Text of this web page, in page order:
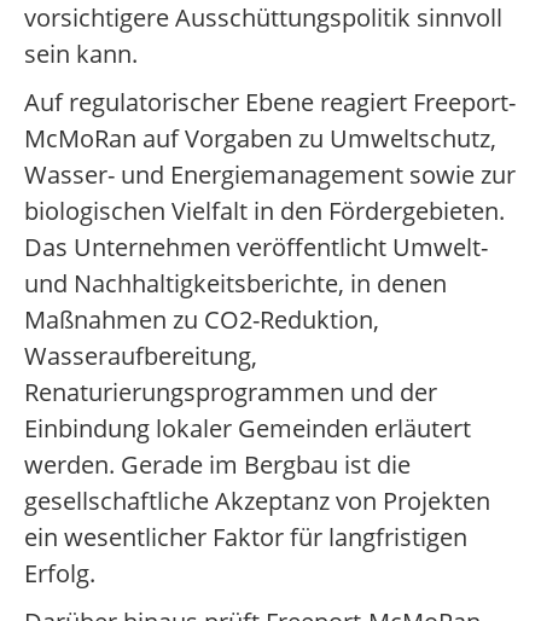
vorsichtigere Ausschüttungspolitik sinnvoll
sein kann.
Auf regulatorischer Ebene reagiert Freeport-
McMoRan auf Vorgaben zu Umweltschutz,
Wasser- und Energiemanagement sowie zur
biologischen Vielfalt in den Fördergebieten.
Das Unternehmen veröffentlicht Umwelt-
und Nachhaltigkeitsberichte, in denen
Maßnahmen zu CO2-Reduktion,
Wasseraufbereitung,
Renaturierungsprogrammen und der
Einbindung lokaler Gemeinden erläutert
werden. Gerade im Bergbau ist die
gesellschaftliche Akzeptanz von Projekten
ein wesentlicher Faktor für langfristigen
Erfolg.